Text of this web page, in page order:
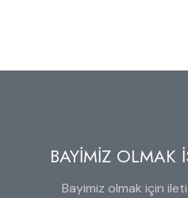
BAYİMİZ OLMAK
Bayimiz olmak için